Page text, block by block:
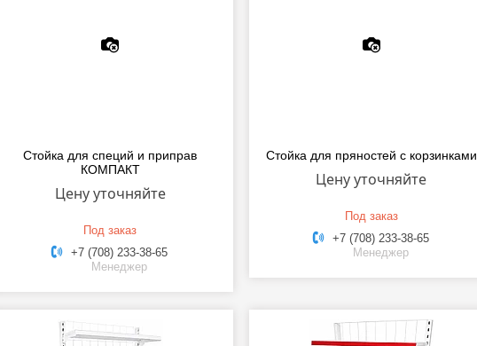
Стойка для специй и приправ
КОМПАКТ
Цену уточняйте
Под заказ
+7 (708) 233-38-65
Менеджер
Стойка для пряностей с корзинками
Цену уточняйте
Под заказ
+7 (708) 233-38-65
Менеджер